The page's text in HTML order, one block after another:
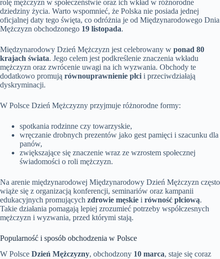
rolę mężczyzn w społeczeństwie oraz ich wkład w różnorodne
dziedziny życia. Warto wspomnieć, że Polska nie posiada jednej
oficjalnej daty tego święta, co odróżnia je od Międzynarodowego Dnia
Mężczyzn obchodzonego 19 listopada.
Międzynarodowy Dzień Mężczyzn jest celebrowany w ponad 80
krajach świata. Jego celem jest podkreślenie znaczenia wkładu
mężczyzn oraz zwrócenie uwagi na ich wyzwania. Obchody te
dodatkowo promują równouprawnienie płci i przeciwdziałają
dyskryminacji.
W Polsce Dzień Mężczyzny przyjmuje różnorodne formy:
spotkania rodzinne czy towarzyskie,
wręczanie drobnych prezentów jako gest pamięci i szacunku dla
panów,
zwiększające się znaczenie wraz ze wzrostem społecznej
świadomości o roli mężczyzn.
Na arenie międzynarodowej Międzynarodowy Dzień Mężczyzn często
wiąże się z organizacją konferencji, seminariów oraz kampanii
edukacyjnych promujących zdrowie męskie i równość płciową.
Takie działania pomagają lepiej zrozumieć potrzeby współczesnych
mężczyzn i wyzwania, przed którymi stają.
Popularność i sposób obchodzenia w Polsce
W Polsce Dzień Mężczyzny, obchodzony 10 marca, staje się coraz